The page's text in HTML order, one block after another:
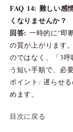
FAQ 14: 難しい感
くなりませんか？
回答: 一時的に“即
の質が上がります
のではなく、「3
う短い手順で、必
ポイント: 遅らせ
めます。
目次に戻る